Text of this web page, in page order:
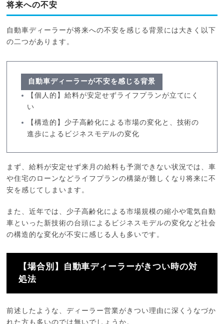
将来への不安
自動車ディーラーが将来への不安を感じる背景には大きく以下
の二つがあります。
自動車ディーラーが不安を感じる背景
【個人的】給料が安定せずライフプランが立てにく
い
【構造的】少子高齢化による市場の変化と、技術の
進歩によるビジネスモデルの変化
まず、給料が安定せず来月の給料も予測できない状況では、車
や住宅のローンなどライフプランの構築が難しくなり将来に不
安を感じてしまいます。
また、近年では、少子高齢化による市場規模の縮小や電気自動
車といった新技術の台頭によるビジネスモデルの変化など社会
の構造的な変化が不安に感じる人も多いです。
【場合別】自動車ディーラーがきつい時の対
処法
前述したような、ディーラー営業がきつい理由に深くうなづか
れた方も多いのでは無いでしょうか。